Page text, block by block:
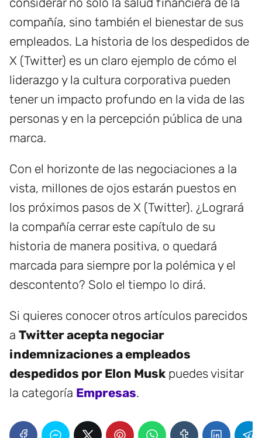
compañía, sino también el bienestar de sus
empleados. La historia de los despedidos de
X (Twitter) es un claro ejemplo de cómo el
liderazgo y la cultura corporativa pueden
tener un impacto profundo en la vida de las
personas y en la percepción pública de una
marca.
Con el horizonte de las negociaciones a la
vista, millones de ojos estarán puestos en
los próximos pasos de X (Twitter). ¿Logrará
la compañía cerrar este capítulo de su
historia de manera positiva, o quedará
marcada para siempre por la polémica y el
descontento? Solo el tiempo lo dirá.
Si quieres conocer otros artículos parecidos
a Twitter acepta negociar
indemnizaciones a empleados
despedidos por Elon Musk puedes visitar
la categoría Empresas.